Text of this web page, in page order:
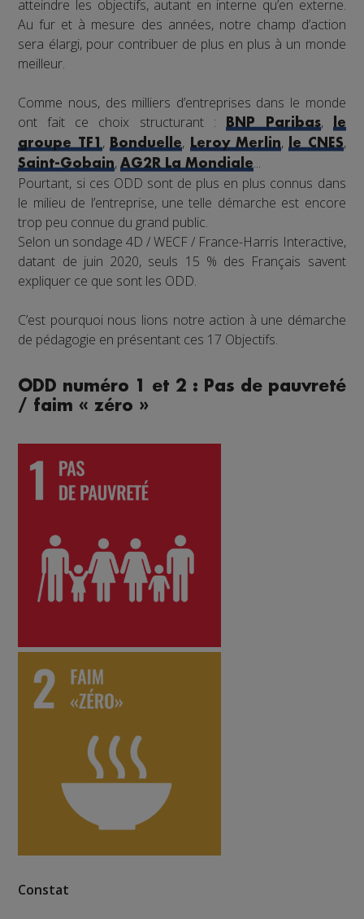
atteindre les objectifs, autant en interne qu’en externe.
Au fur et à mesure des années, notre champ d’action
sera élargi, pour contribuer de plus en plus à un monde
meilleur.
Comme nous, des milliers d’entreprises dans le monde
ont fait ce choix structurant :
BNP Paribas,
le
groupe TF1 , Bonduelle, Leroy Merlin, le CNES,
Saint-Gobain,AG2R La Mondiale...
Pourtant, si ces ODD sont de plus en plus connus dans
le milieu de l’entreprise, une telle démarche est encore
trop peu connue du grand public.
Selon un sondage 4D / WECF / France-Harris Interactive,
datant de juin 2020, seuls 15 % des Français savent
expliquer ce que sont les ODD.
C’est pourquoi nous lions notre action à une démarche
de pédagogie en présentant ces 17 Objectifs.
ODD numéro 1 et 2 : Pas de pauvreté
/ faim « zéro »
Constat